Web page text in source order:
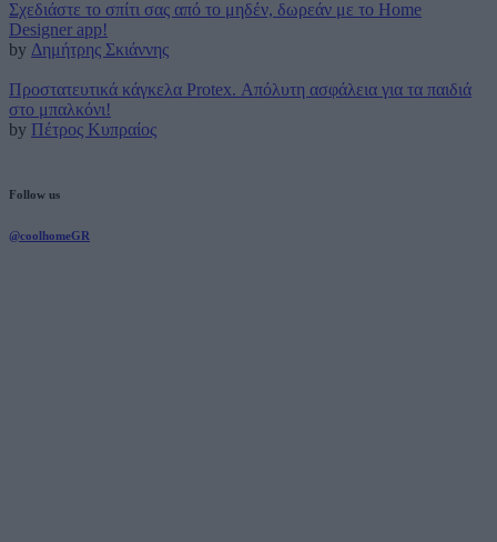
Σχεδιάστε το σπίτι σας από το μηδέν, δωρεάν με το Home
Designer app!
by Δημήτρης Σκιάννης
Προστατευτικά κάγκελα Protex. Απόλυτη ασφάλεια για τα παιδιά
στο μπαλκόνι!
by Πέτρος Κυπραίος
Follow us
@coolhomeGR